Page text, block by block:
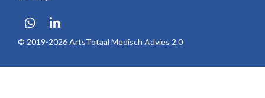
W
h
L
i
© 2019-2026 ArtsTotaal Medisch Advies 2.0